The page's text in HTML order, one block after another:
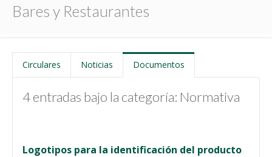
Bares y Restaurantes
Circulares Noticias Documentos
4 entradas bajo la categoría: Normativa
Logotipos para la identificación del producto